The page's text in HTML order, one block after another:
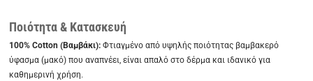
Ποιότητα & Κατασκευή
100% Cotton (Βαμβάκι): Φτιαγμένο από υψηλής ποιότητας βαμβακερό
ύφασμα (μακό) που αναπνέει, είναι απαλό στο δέρμα και ιδανικό για
καθημερινή χρήση.